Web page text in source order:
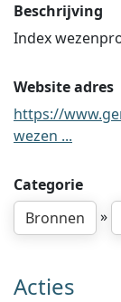
Beschrijving
Index
Website adres
https://
wezen ...
Categorie
Bronnen
»
Acties